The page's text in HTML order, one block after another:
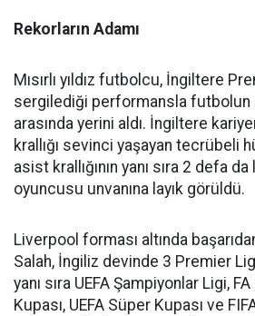
Rekorların Adamı
Mısırlı yıldız futbolcu, İngiltere
sergilediği performansla futbolun
arasında yerini aldı. İngiltere
krallığı sevinci yaşayan tecrübeli
asist krallığının yanı sıra 2 defa
oyuncusu unvanına layık görüldü.
Liverpool forması altında
Salah, İngiliz devinde 3 Premier
yanı sıra UEFA Şampiyonlar Ligi,
Kupası, UEFA Süper Kupası ve